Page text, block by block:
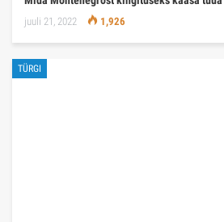
juuli 21, 2022 1,926
TÜRGI